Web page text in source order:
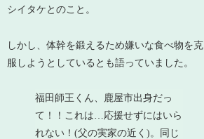
シイタケとのこと。
しかし、体幹を鍛えるため嫌いな食べ物を克
服しようとしているとも語っていました。
福田師王くん、鹿屋市出身だっ
て！！これは…応援せずにはいら
れない！(父の実家の近く)。同じ